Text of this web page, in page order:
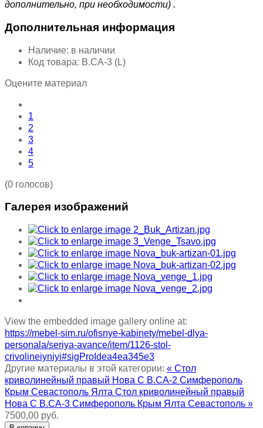
дополнительно, при необходимости) .
Дополнительная информация
Наличие: в наличии
Код товара: В.СА-3 (L)
Оцените материал
1
2
3
4
5
(0 голосов)
Галерея изображений
View the embedded image gallery online at:
https://mebel-sim.ru/ofisnye-kabinety/mebel-dlya-
personala/seriya-avance/item/1126-stol-
crivolineiyniyi#sigProIdea4ea345e3
Другие материалы в этой категории: « Стол
криволинейный правый Нова С В.СА-2 Симферополь
Крым Севастополь Ялта Стол криволинейный правый
Нова С В.СА-3 Симферополь Крым Ялта Севастополь »
7500,00 руб.